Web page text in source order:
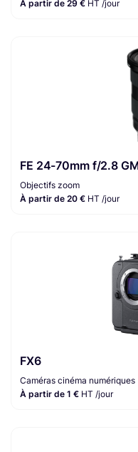
À partir de 29 € HT /jour
FE 24-70mm f/2.8
Objectifs zoom
À partir de 20 € HT /jour
FX6
Caméras cinéma numériques
À partir de 1 € HT /jour